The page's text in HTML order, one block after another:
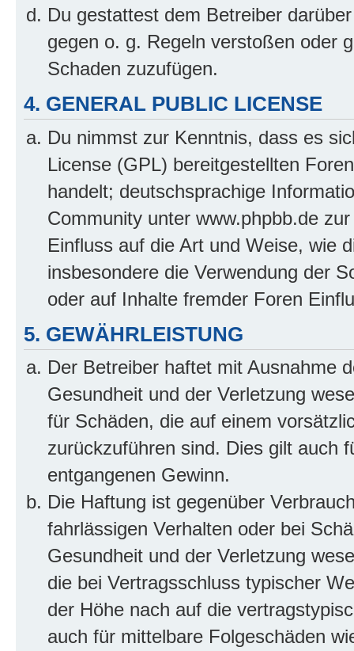
Du gestattest dem Betreiber
gegen o. g. Regeln verstoßen oder
Schaden zuzufügen.
4. GENERAL PUBLIC LICENSE
Du nimmst zur Kenntnis, dass es
License (GPL) bereitgestellten
handelt; deutschsprachige
Community unter www.phpbb.de
Einfluss auf die Art und Weise, wie
insbesondere die Verwendung der
oder auf Inhalte fremder Foren
5. GEWÄHRLEISTUNG
Der Betreiber haftet mit Ausnahme
Gesundheit und der Verletzung
für Schäden, die auf einem
zurückzuführen sind. Dies gilt auch
entgangenen Gewinn.
Die Haftung ist gegenüber
fahrlässigen Verhalten oder bei
Gesundheit und der Verletzung
die bei Vertragsschluss typischer
der Höhe nach auf die
auch für mittelbare Folgeschäden